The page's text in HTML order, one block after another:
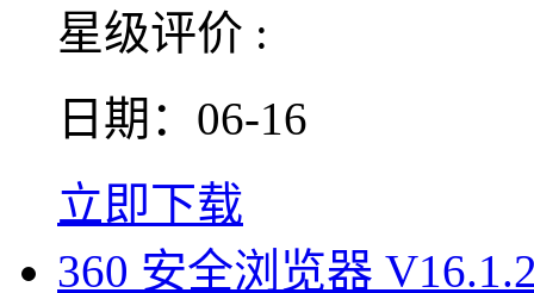
星级评价 :
日期：06-16
立即下载
360 安全浏览器